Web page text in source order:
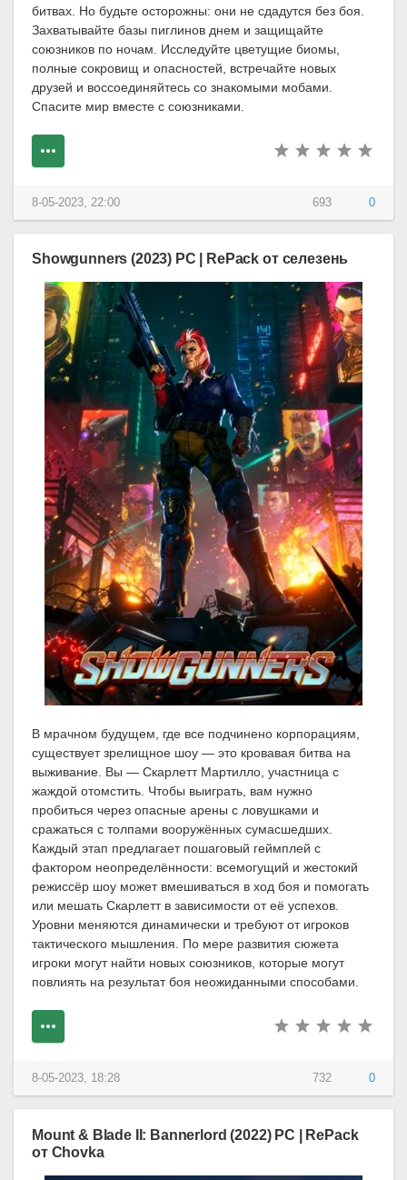
битвах. Но будьте осторожны: они не сдадутся без боя.
Захватывайте базы пиглинов днем и защищайте
союзников по ночам. Исследуйте цветущие биомы,
полные сокровищ и опасностей, встречайте новых
друзей и воссоединяйтесь со знакомыми мобами.
Спасите мир вместе с союзниками.
693 0
8-05-2023, 22:00
Showgunners (2023) PC | RePack от селезень
В мрачном будущем, где все подчинено корпорациям,
существует зрелищное шоу — это кровавая битва на
выживание. Вы — Скарлетт Мартилло, участница с
жаждой отомстить. Чтобы выиграть, вам нужно
пробиться через опасные арены с ловушками и
сражаться с толпами вооружённых сумасшедших.
Каждый этап предлагает пошаговый геймплей с
фактором неопределённости: всемогущий и жестокий
режиссёр шоу может вмешиваться в ход боя и помогать
или мешать Скарлетт в зависимости от её успехов.
Уровни меняются динамически и требуют от игроков
тактического мышления. По мере развития сюжета
игроки могут найти новых союзников, которые могут
повлиять на результат боя неожиданными способами.
732 0
8-05-2023, 18:28
Mount & Blade II: Bannerlord (2022) PC | RePack
от Chovka